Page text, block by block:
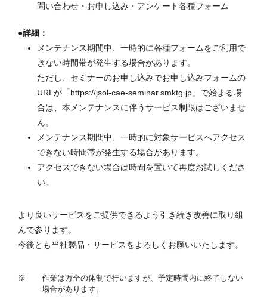
問い合わせ・お申し込み・アンケート各種フォーム
●詳細：
メンテナンス期間中、一時的に各種フォームをご利用で
きない時間帯が発生する場合があります。
ただし、セミナーのお申し込みでお申し込みフォームの
URLが「https://jsol-cae-seminar.smktg.jp」で始まる場
合は、本メンテナンスに伴うサービス制限はございませ
ん。
メンテナンス期間中、一時的に対象サービスへアクセス
できない時間帯が発生する場合があります。
アクセスできない場合は時間を置いて再度お試しくださ
い。
より良いサービスをご提供できるよう引き続き改善に取り組
んで参ります。
今後とも当社製品・サービスをよろしくお願いいたします。
※
作業は万全の体制で行いますが、予定時間内に終了しない
場合があります。